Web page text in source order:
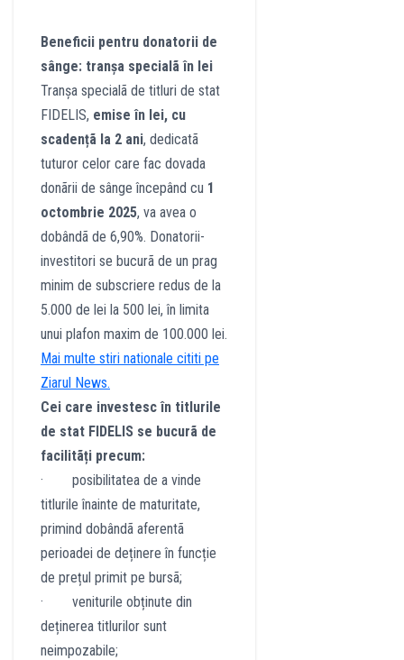
Beneficii pentru donatorii de
sânge: tranșa specialã în lei
Tranșa specialã de titluri de stat
FIDELIS, emise în lei, cu
scadențã la 2 ani, dedicatã
tuturor celor care fac dovada
donãrii de sânge începând cu 1
octombrie 2025, va avea o
dobândã de 6,90%. Donatorii-
investitori se bucurã de un prag
minim de subscriere redus de la
5.000 de lei la 500 lei, în limita
unui plafon maxim de 100.000 lei.
Mai multe stiri nationale cititi pe
Ziarul News.
Cei care investesc în titlurile
de stat FIDELIS se bucurã de
facilitãți precum:
· posibilitatea de a vinde
titlurile înainte de maturitate,
primind dobândã aferentã
perioadei de deținere în funcție
de prețul primit pe bursã;
· veniturile obținute din
deținerea titlurilor sunt
neimpozabile;